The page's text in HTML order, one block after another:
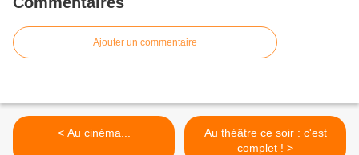
Ajouter un commentaire
< Au cinéma...
Au théâtre ce soir : c'est
complet ! >